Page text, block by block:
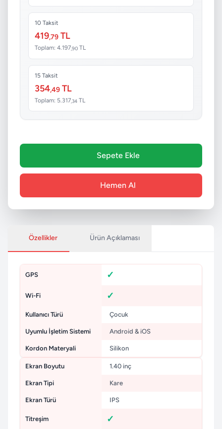
10 Taksit
419,79 TL
Toplam: 4.197,90 TL
15 Taksit
354,49 TL
Toplam: 5.317 ,34 TL
Sepete Ekle
Hemen Al
Özellikler Ürün Açıklaması
GPS
Wi-Fi
Kullanıcı Türü Çocuk
Uyumlu İşletim Sistemi Android & iOS
Kordon Materyali Silikon
Ekran Boyutu 1.40 inç
Ekran Tipi Kare
Ekran Türü IPS
Titreşim